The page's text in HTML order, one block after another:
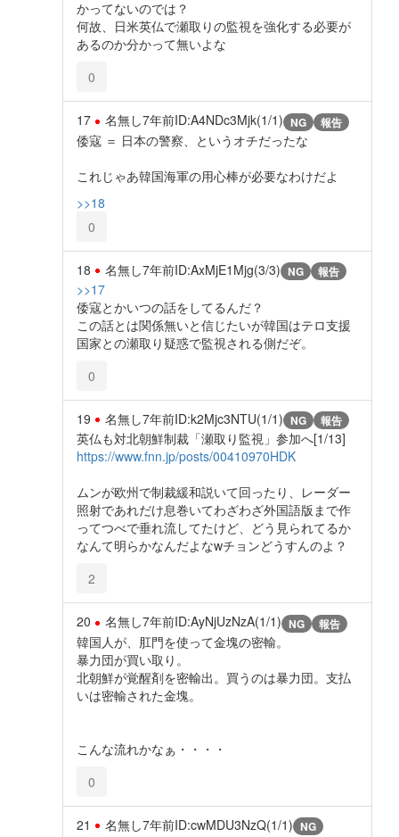
かってないのでは？
何故、日米英仏で瀬取りの監視を強化する必要が
あるのか分かって無いよな
0
17 名無し7年前ID:A4NDc3Mjk(1/1) NG 報告
倭寇 ＝ 日本の警察、というオチだったな
これじゃあ韓国海軍の用心棒が必要なわけだよ
>>18
0
18 名無し7年前ID:AxMjE1Mjg(3/3) NG 報告
>>17
倭寇とかいつの話をしてるんだ？
この話とは関係無いと信じたいが韓国はテロ支援
国家との瀬取り疑惑で監視される側だぞ。
0
19 名無し7年前ID:k2Mjc3NTU(1/1) NG 報告
英仏も対北朝鮮制裁「瀬取り監視」参加へ[1/13]
https://www.fnn.jp/posts/00410970HDK
ムンが欧州で制裁緩和説いて回ったり、レーダー
照射であれだけ息巻いてわざわざ外国語版まで作
ってつべで垂れ流してたけど、どう見られてるか
なんて明らかなんだよなwチョンどうすんのよ？
2
20 名無し7年前ID:AyNjUzNzA(1/1) NG 報告
韓国人が、肛門を使って金塊の密輸。
暴力団が買い取り。
北朝鮮が覚醒剤を密輸出。買うのは暴力団。支払
いは密輸された金塊。
こんな流れかなぁ・・・・
0
21 名無し7年前ID:cwMDU3NzQ(1/1) NG